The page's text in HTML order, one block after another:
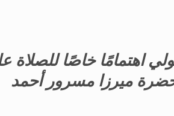
اهتمامًا خاصًا للصلاة
ميرزامسرور أحمد